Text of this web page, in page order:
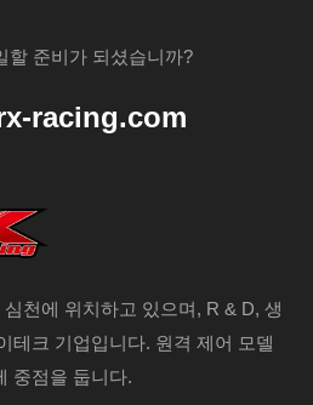
할 준비가 되셨습니까?
racing.com
천에 위치하고 있으며, R & D, 생
테크 기업입니다. 원격 제어 모델
중점을 둡니다.